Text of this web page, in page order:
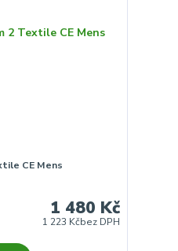
CE Mens
1 480 Kč
1 223 Kčbez DPH